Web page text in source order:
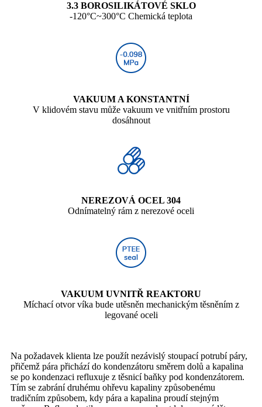
3.3 BOROSILIKÁTOVÉ SKLO
-120°C~300°C Chemická teplota
VAKUUM A KONSTANTNÍ
V klidovém stavu může vakuum ve vnitřním prostoru
dosáhnout
NEREZOVÁ OCEL 304
Odnímatelný rám z nerezové oceli
VAKUUM UVNITŘ REAKTORU
Míchací otvor víka bude utěsněn mechanickým těsněním z
legované oceli
Na požadavek klienta lze použít nezávislý stoupací potrubí páry,
přičemž pára přichází do kondenzátoru směrem dolů a kapalina
se po kondenzaci refluxuje z těsnicí baňky pod kondenzátorem.
Tím se zabrání druhému ohřevu kapaliny způsobenému
tradičním způsobem, kdy pára a kapalina proudí stejným